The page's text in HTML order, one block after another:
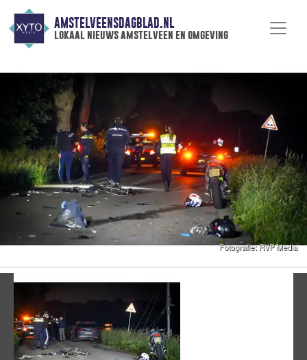
AMSTELVEENSDAGBLAD.NL
lokaal nieuws amstelveen en omgeving
Vorige